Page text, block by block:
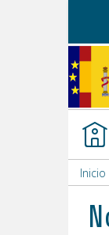
Inicio